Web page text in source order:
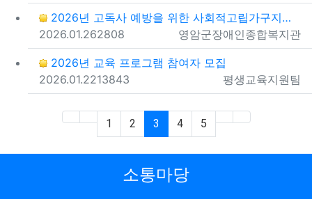
2026년 고독사 예방을 위한 사회적고립가구지원단'26…
등록자
영암군장애인종합복지관
등록일
2026.01.26조회
2808
2026년 교육 프로그램 참여자 모집
등록자
평생교육지원팀
등록일
2026.01.22조회
13843
(first) 1 2 3 (current)
4 5 (next)(last)
소통마당